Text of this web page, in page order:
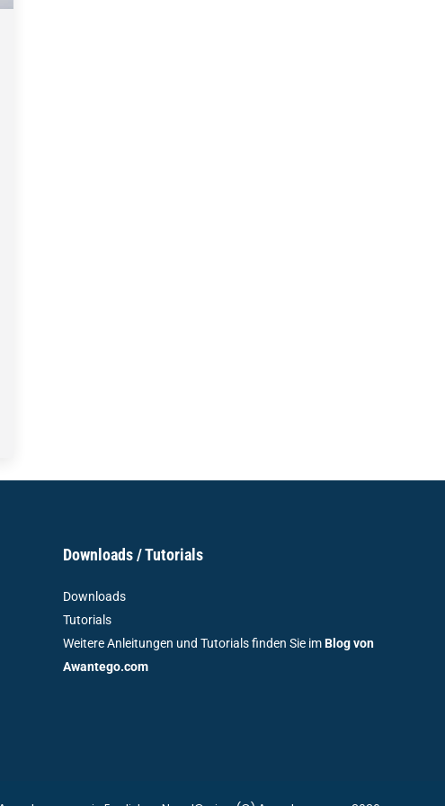
Downloads / Tutorials
Downloads
Tutorials
Weitere Anleitungen und Tutorials finden Sie imBlog von
Awantego.com